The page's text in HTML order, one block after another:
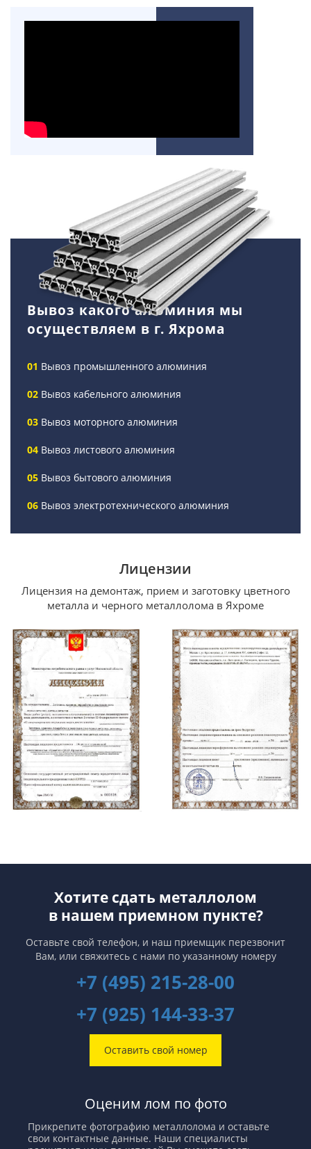
Вывоз какого алюминия мы
осуществляем в г. Яхрома
Вывоз промышленного алюминия
Вывоз кабельного алюминия
Вывоз моторного алюминия
Вывоз листового алюминия
Вывоз бытового алюминия
Вывоз электротехнического алюминия
Лицензии
Лицензия на демонтаж, прием и заготовку цветного
металла и черного металлолома в Яхроме
Хотите сдать металлолом
в нашем приемном пункте?
Оставьте свой телефон, и наш приемщик перезвонит
Вам, или свяжитесь с нами по указанному номеру
+7 (495) 215-28-00
+7 (925) 144-33-37
Оставить свой номер
Оценим лом по фото
Прикрепите фотографию металлолома и оставьте
свои контактные данные. Наши специалисты